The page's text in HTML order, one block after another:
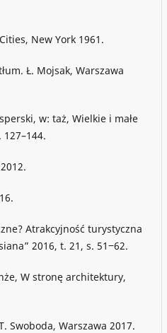
New York 1961.
Ł. Mojsak, Warszawa
w: taż, Wielkie i małe
Atrakcyjność turystyczna
2016, t. 21, s. 51‒62.
W stronę architektury,
Swoboda, Warszawa 2017.